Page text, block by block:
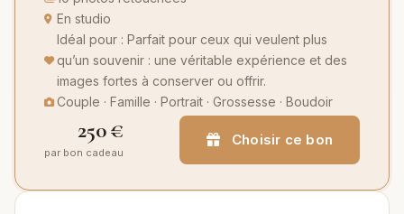
En studio
Idéal pour : Parfait pour ceux qui veulent plus
qu’un souvenir : une véritable expérience et des
images fortes à conserver ou offrir.
Couple · Famille · Portrait · Grossesse · Boudoir
250 €
par bon cadeau
Choisir ce bon